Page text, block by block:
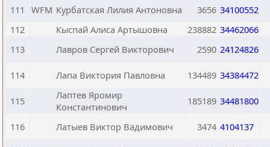
111
WFM Курбатская Лилия Антоновна 3656 34100552
112
Кыспай Алиса Артышовна 238882 34462066
113
Лавров Сергей Викторович 2590 24124826
114 Лапа Виктория Павловна 134489 34384472
115
Лаптев Яромир
Константинович
185189 34481800
116 Латыев Виктор Вадимович 3474 4104137